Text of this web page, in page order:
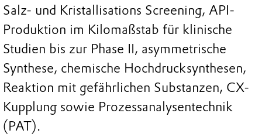
Salz- und Kristallisations Screening, API-
Produktion im Kilomaßstab für klinische
Studien bis zur Phase II, asymmetrische
Synthese, chemische Hochdrucksynthesen,
Reaktion mit gefährlichen Substanzen, CX-
Kupplung sowie Prozessanalysentechnik
(PAT).